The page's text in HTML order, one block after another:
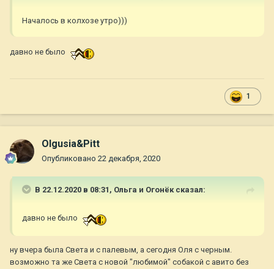
Началось в колхозе утро)))
давно не было
1
Olgusia&Pitt
Опубликовано 22 декабря, 2020
В 22.12.2020 в 08:31, Ольга и Огонёксказал:
давно не было
ну вчера была Света и с палевым, а сегодня Оля с черным.
возможно та же Света с новой "любимой" собакой с авито без